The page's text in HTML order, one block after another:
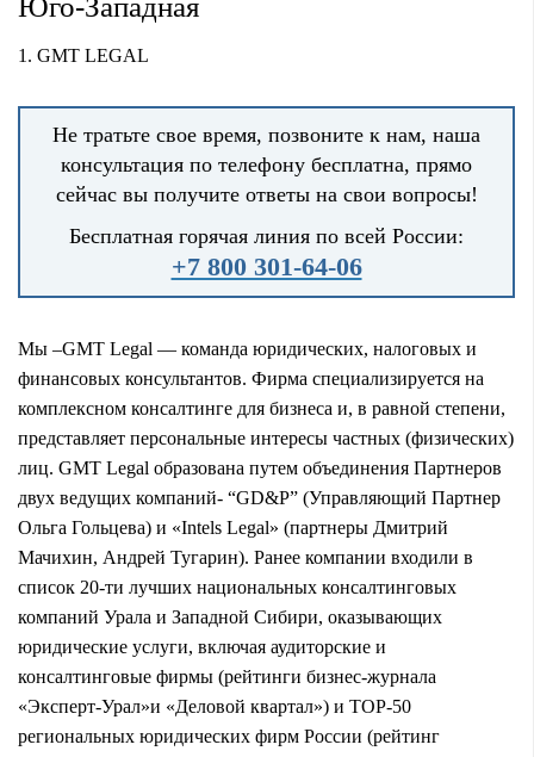
1. GMT LEGAL
Не тратьте свое время, позвоните к нам, наша
консультация по телефону бесплатна, прямо
сейчас вы получите ответы на свои вопросы!
Бесплатная горячая линия по всей России:
+7 800 301-64-06
Мы –GMT Legal — команда юридических, налоговых и
финансовых консультантов. Фирма специализируется на
комплексном консалтинге для бизнеса и, в равной степени,
представляет персональные интересы частных (физических)
лиц. GMT Legal образована путем объединения Партнеров
двух ведущих компаний- “GD&P” (Управляющий Партнер
Ольга Гольцева) и «Intels Legal» (партнеры Дмитрий
Мачихин, Андрей Тугарин). Ранее компании входили в
список 20-ти лучших национальных консалтинговых
компаний Урала и Западной Сибири, оказывающих
юридические услуги, включая аудиторские и
консалтинговые фирмы (рейтинги бизнес-журнала
«Эксперт-Урал»и «Деловой квартал») и TOP-50
региональных юридических фирм России (рейтинг